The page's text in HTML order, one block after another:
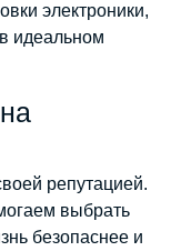
электроники,
идеальном
репутацией.
выбрать
безопаснее и